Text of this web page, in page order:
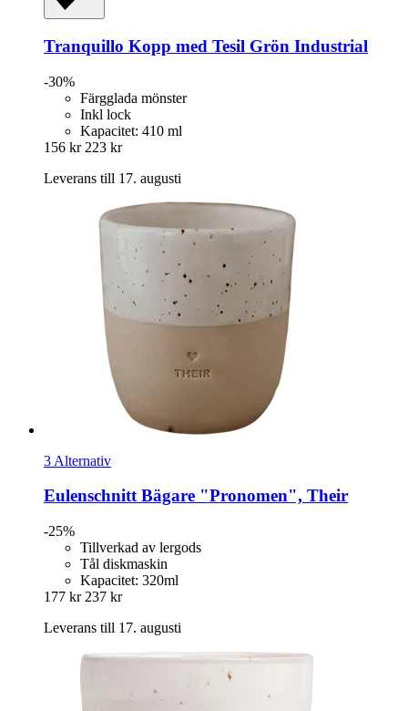
Tranquillo Kopp med Tesil Grön Industrial
-30%
Färgglada mönster
Inkl lock
Kapacitet: 410 ml
156 kr 223 kr
Leverans till 17. augusti
3 Alternativ
EulenschnittBägare "Pronomen", Their
-25%
Tillverkad av lergods
Tål diskmaskin
Kapacitet: 320ml
177 kr 237 kr
Leverans till 17. augusti